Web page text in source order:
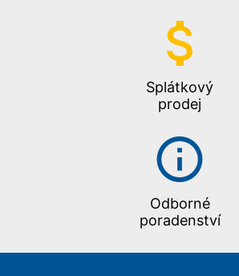
Splátkový
prodej
Odborné
poradenství